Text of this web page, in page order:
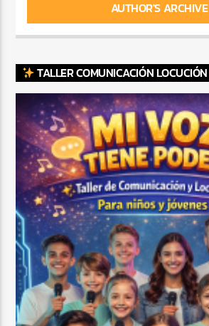
AUTHOR'S ARCHIVE
TALLER COMUNICACIÓN LOCUCIÓN